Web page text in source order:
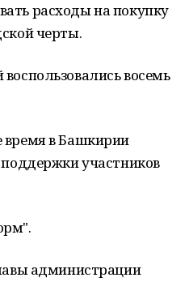
расходы на покупку
черты.
восемь
в Башкирии
участников
администрации